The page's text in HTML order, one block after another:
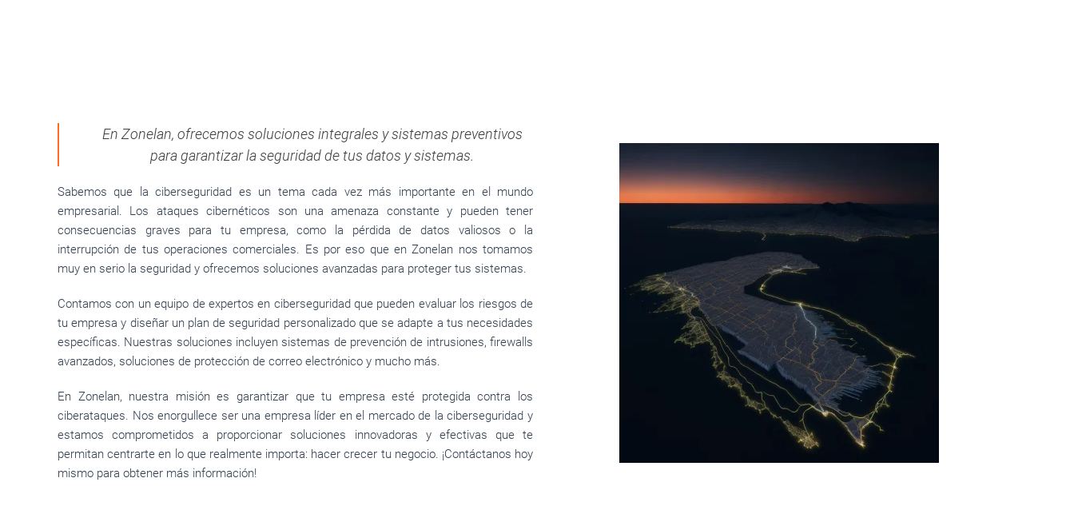
En Zonelan, ofrecemos soluciones integrales y sistemas preventivos
para garantizar la seguridad de tus datos y sistemas.
Sabemos que la ciberseguridad es un tema cada vez más importante en el mundo
empresarial. Los ataques cibernéticos son una amenaza constante y pueden tener
consecuencias graves para tu empresa, como la pérdida de datos valiosos o la
interrupción de tus operaciones comerciales. Es por eso que en Zonelan nos tomamos
muy en serio la seguridad y ofrecemos soluciones avanzadas para proteger tus sistemas.
Contamos con un equipo de expertos en ciberseguridad que pueden evaluar los riesgos de
tu empresa y diseñar un plan de seguridad personalizado que se adapte a tus necesidades
específicas. Nuestras soluciones incluyen sistemas de prevención de intrusiones, firewalls
avanzados, soluciones de protección de correo electrónico y mucho más.
En Zonelan, nuestra misión es garantizar que tu empresa esté protegida contra los
ciberataques. Nos enorgullece ser una empresa líder en el mercado de la ciberseguridad y
estamos comprometidos a proporcionar soluciones innovadoras y efectivas que te
permitan centrarte en lo que realmente importa: hacer crecer tu negocio. ¡Contáctanos hoy
mismo para obtener más información!